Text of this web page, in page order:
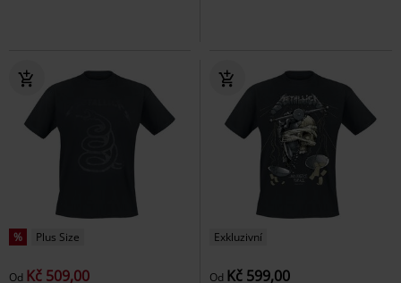
% Plus Size
Od Kč 509,00
Exkluzivní
Od Kč 599,00